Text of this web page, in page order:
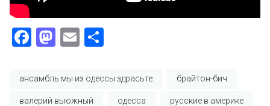
Facebook
Mastodon
Email
ансамбль мы из одессы здрасьте брайтон-бич
валерий вьюжный одесса русские в америке